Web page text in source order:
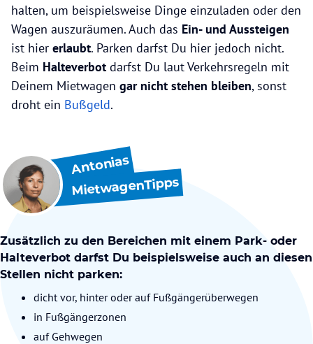
halten, um beispielsweise Dinge einzuladen oder den
Wagen auszuräumen. Auch das Ein- und Aussteigen
ist hier erlaubt. Parken darfst Du hier jedoch nicht.
Beim Halteverbot darfst Du laut Verkehrsregeln mit
Deinem Mietwagen gar nicht stehen bleiben, sonst
droht ein Bußgeld.
Antonias
MietwagenTipps
Zusätzlich zu den Bereichen mit einem Park- oder
Halteverbot darfst Du beispielsweise auch an diesen
Stellen nicht parken:
dicht vor, hinter oder auf Fußgängerüberwegen
in Fußgängerzonen
auf Gehwegen